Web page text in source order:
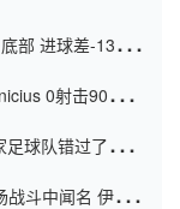
部 进球差-13令人
0射击90分钟
球队错过了世界
斗中闻名 伊万放